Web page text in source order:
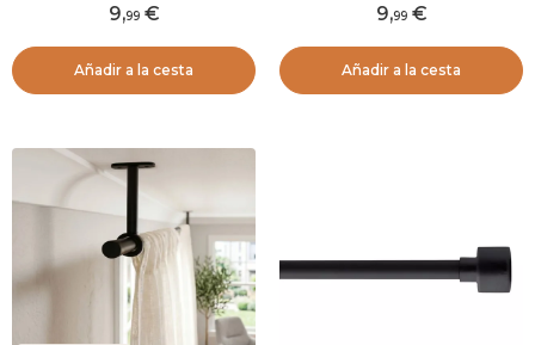
9,99
Añadir a la cesta
9,99
Añadir a la cesta